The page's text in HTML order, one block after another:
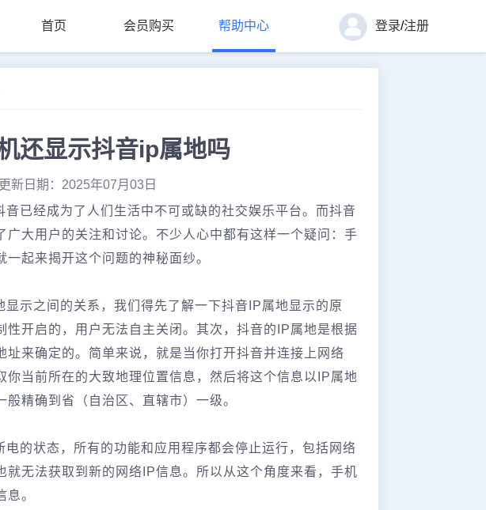
首页 会员购买 帮助中心 登录/注册
还显示抖音ip属地吗
更新日期：2025年07月03日
已经成为了人们生活中不可或缺的社交娱乐平台。而抖音
大用户的关注和讨论。不少人心中都有这样一个疑问：手
起来揭开这个问题的神秘面纱。
示之间的关系，我们得先了解一下抖音IP属地显示的原
性开启的，用户无法自主关闭‌。其次，抖音的IP属地是根据
址来确定的。简单来说，就是当你打开抖音并连接上网络
你当前所在的大致地理位置信息，然后将这个信息以IP属地
精确到省（自治区、直辖市）一级。
电的状态，所有的功能和应用程序都会停止运行，包括网络
就无法获取到新的网络IP信息。所以从这个角度来看，手机
。